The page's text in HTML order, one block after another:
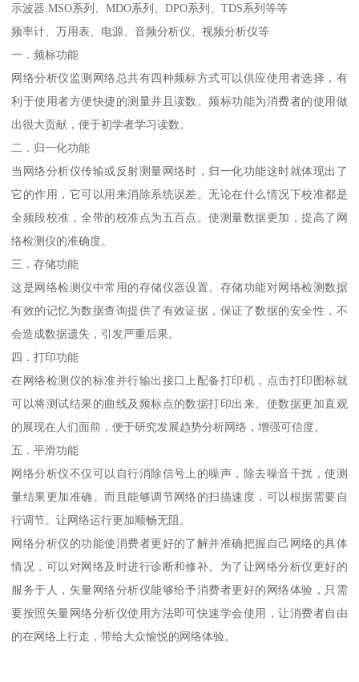
示波器:MSO系列、MDO系列、DPO系列、TDS系列等等
频率计、万用表、电源、音频分析仪、视频分析仪等
一．频标功能
网络分析仪监测网络总共有四种频标方式可以供应使用者选择，有
利于使用者方便快捷的测量并且读数。频标功能为消费者的使用做
出很大贡献，便于初学者学习读数。
二．归一化功能
当网络分析仪传输或反射测量网络时，归一化功能这时就体现出了
它的作用，它可以用来消除系统误差。无论在什么情况下校准都是
全频段校准，全带的校准点为五百点。使测量数据更加，提高了网
络检测仪的准确度。
三．存储功能
这是网络检测仪中常用的存储仪器设置。存储功能对网络检测数据
有效的记忆为数据查询提供了有效证据，保证了数据的安全性，不
会造成数据遗失，引发严重后果。
四．打印功能
在网络检测仪的标准并行输出接口上配备打印机，点击打印图标就
可以将测试结果的曲线及频标点的数据打印出来。使数据更加直观
的展现在人们面前，便于研究发展趋势分析网络，增强可信度。
五．平滑功能
网络分析仪不仅可以自行消除信号上的噪声，除去噪音干扰，使测
量结果更加准确。而且能够调节网络的扫描速度，可以根据需要自
行调节。让网络运行更加顺畅无阻。
网络分析仪的功能使消费者更好的了解并准确把握自己网络的具体
情况，可以对网络及时进行诊断和修补。为了让网络分析仪更好的
服务于人，矢量网络分析仪能够给予消费者更好的网络体验，只需
要按照矢量网络分析仪使用方法即可快速学会使用，让消费者自由
的在网络上行走，带给大众愉悦的网络体验。